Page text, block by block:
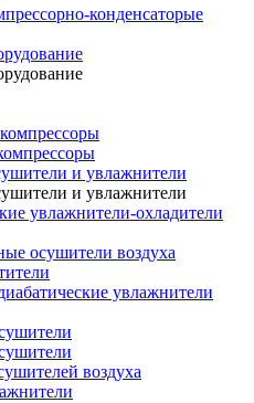
конденсаторые
и увлажнители
и увлажнители
увлажнители-охладители
осушители воздуха
увлажнители
воздуха